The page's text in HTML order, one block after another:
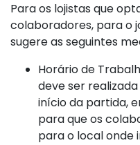
Para os lojistas que
colaboradores, para o
sugere as seguintes
Horário de
deve ser
início da partida,
para que os
para o local onde